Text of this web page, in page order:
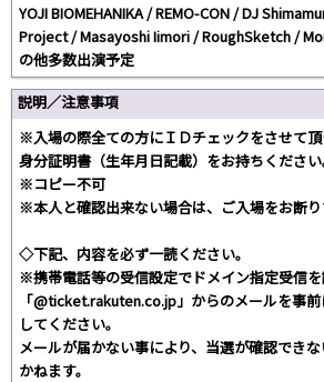
YOJI BIOMEHANIKA / REMO-CON / DJ
Project / Masayoshi Iimori / RoughSketch /
の他多数出演予定
説明／注意事項
※入場の際全ての方にＩＤチェックをさせて
身分証明書（生年月日記載）をお持ちください
※コピー不可
※本人と確認出来ない場合は、ご入場をお断り
◇下記、内容を必ず一読ください。
※携帯電話等の受信設定でドメイン指定受信
「@ticket.rakuten.co.jp」からのメールを事
してください。
メールが届かない事により、当選が確認でき
かねます。